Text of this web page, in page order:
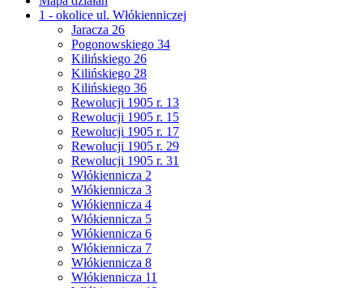
1 - okolice ul. Włókienniczej
Jaracza 26
Pogonowskiego 34
Kilińskiego 26
Kilińskiego 28
Kilińskiego 36
Rewolucji 1905 r. 13
Rewolucji 1905 r. 15
Rewolucji 1905 r. 17
Rewolucji 1905 r. 29
Rewolucji 1905 r. 31
Włókiennicza 2
Włókiennicza 3
Włókiennicza 4
Włókiennicza 5
Włókiennicza 6
Włókiennicza 7
Włókiennicza 8
Włókiennicza 11